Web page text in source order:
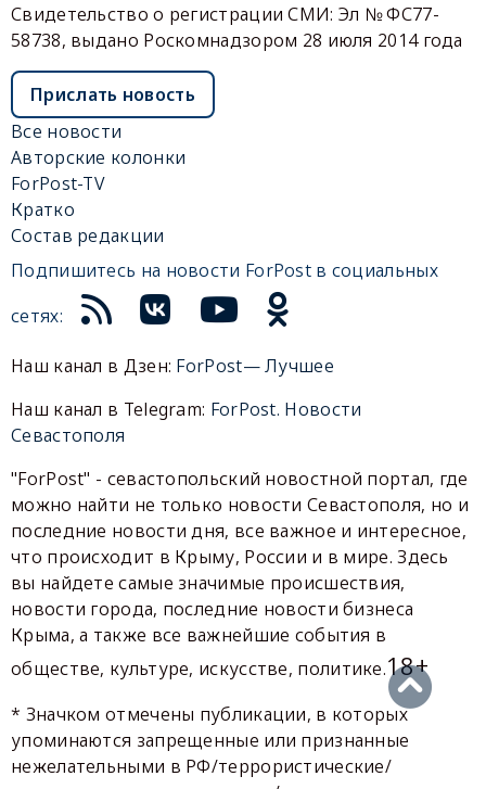
Свидетельство о регистрации СМИ: Эл № ФС77-
58738, выдано Роскомнадзором 28 июля 2014 года
Прислать новость
Все новости
Авторские колонки
ForPost-TV
Кратко
Состав редакции
Подпишитесь на новости ForPost в социальных
сетях:
Наш канал в Дзен: ForPost— Лучшее
Наш канал в Telegram: ForPost. Новости
Севастополя
"ForPost" - севастопольский новостной портал, где
можно найти не только новости Севастополя, но и
последние новости дня, все важное и интересное,
что происходит в Крыму, России и в мире. Здесь
вы найдете самые значимые происшествия,
новости города, последние новости бизнеса
Крыма, а также все важнейшие события в
обществе, культуре, искусстве, политике.18+
* Значком отмечены публикации, в которых
упоминаются запрещенные или признанные
нежелательными в РФ/террористические/